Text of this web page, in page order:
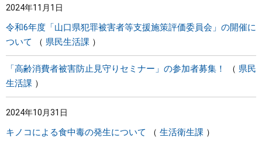
2024年11月1日
令和6年度「山口県犯罪被害者等支援施策評価委員会」の開催に
ついて
県民生活課
「高齢消費者被害防止見守りセミナー」の参加者募集！
県民
生活課
2024年10月31日
キノコによる食中毒の発生について 生活衛生課